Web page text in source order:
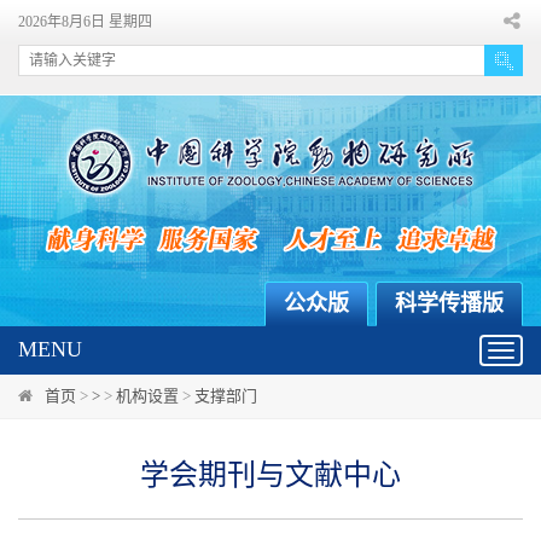
2026年8月6日 星期四
科学传播版
公众版
MENU
首页 > > > 机构设置 > 支撑部门
学会期刊与文献中心